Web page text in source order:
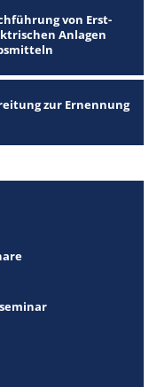
von Erst-
Anlagen
zur Ernennung